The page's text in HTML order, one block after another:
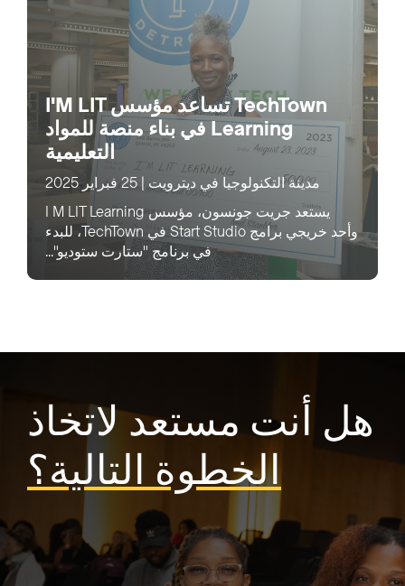
TechTown تساعد مؤسس I'M LIT
Learning في بناء منصة للمواد
التعليمية
مدينة التكنولوجيا في ديترويت|25 فبراير 2025
يستعد جريت جونسون، مؤسس I M LIT Learning
وأحد خريجي برامج Start Studio في TechTown، للبدء
في برنامج "ستارت ستوديو"...
هل أنت مستعد لاتخاذ
الخطوة التالية؟